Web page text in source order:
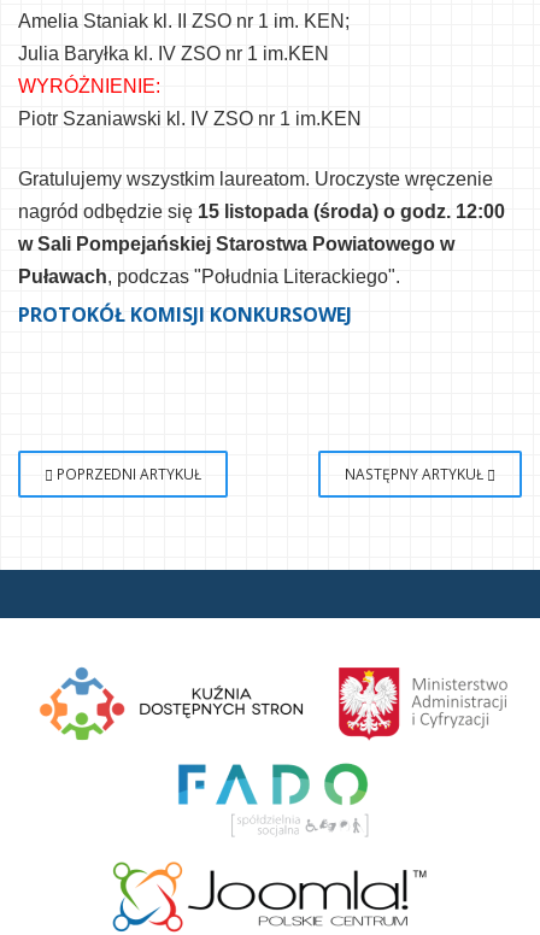
Amelia Staniak kl. II ZSO nr 1 im. KEN;
Julia Baryłka kl. IV ZSO nr 1 im.KEN
WYRÓŻNIENIE:
Piotr Szaniawski kl. IV ZSO nr 1 im.KEN
Gratulujemy wszystkim laureatom. Uroczyste wręczenie
nagród odbędzie się 15 listopada (środa) o godz. 12:00
w Sali Pompejańskiej Starostwa Powiatowego w
Puławach, podczas "Południa Literackiego".
PROTOKÓŁ KOMISJI KONKURSOWEJ
POPRZEDNI ARTYKUŁ NASTĘPNY ARTYKUŁ